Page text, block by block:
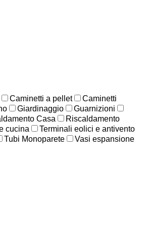
Caminetti a pellet
Caminetti
Giardinaggio
Guarnizioni
Casa
Riscaldamento
cucina
Terminali eolici e antivento
Tubi Monoparete
Vasi espansione